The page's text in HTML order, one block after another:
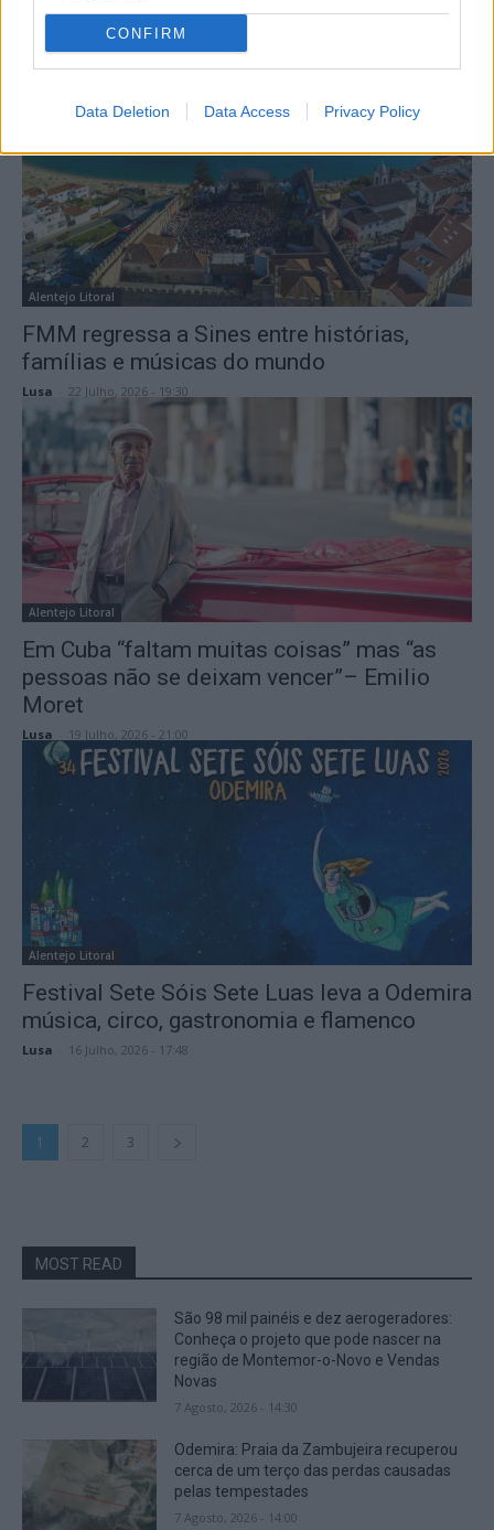
CONFIRM
Data Deletion Data Access Privacy Policy
Sines: Trinta pessoas detidas em operação
no Festival Músicas do Mundo
Alentejo Litoral
FMM regressa a Sines entre histórias,
famílias e músicas do mundo
Lusa 22 Julho, 2026 - 19:30
Alentejo Litoral
Em Cuba “faltam muitas coisas” mas “as
pessoas não se deixam vencer”– Emilio
Moret
Lusa 19 Julho, 2026 - 21:00
Alentejo Litoral
Festival Sete Sóis Sete Luas leva a Odemira
música, circo, gastronomia e flamenco
Lusa 16 Julho, 2026 - 17:48
1 2 3
MOST READ
São 98 mil painéis e dez aerogeradores:
Conheça o projeto que pode nascer na
região de Montemor-o-Novo e Vendas
Novas
7 Agosto, 2026 - 14:30
Odemira: Praia da Zambujeira recuperou
cerca de um terço das perdas causadas
pelas tempestades
7 Agosto, 2026 - 14:00